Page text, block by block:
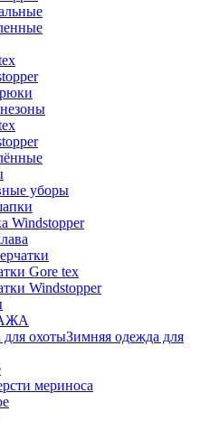
уборы
Windstopper
Gore tex
Windstopper
Зимняя одежда для
мериноса